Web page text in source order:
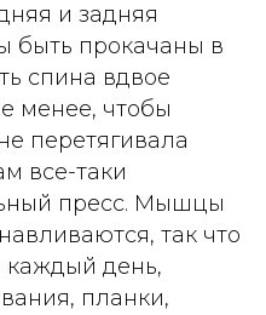
и задняя
быть прокачаны в
спина вдвое
менее, чтобы
перетягивала
все-таки
пресс. Мышцы
так что
каждый день,
планки,